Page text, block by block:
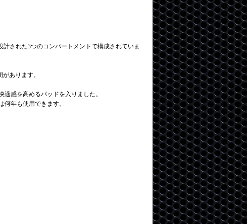
計された3つのコンパートメントで構成されていま
あります。
感を高めるパッドを入りました。
年も使用できます。